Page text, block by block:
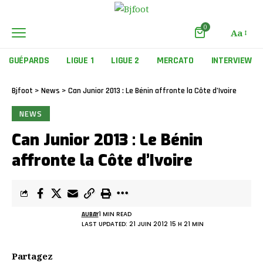
0 Aa
GUÉPARDS LIGUE 1 LIGUE 2 MERCATO INTERVIEW
Bjfoot > News > Can Junior 2013 : Le Bénin affronte la Côte d’Ivoire
NEWS
Can Junior 2013 : Le Bénin
affronte la Côte d’Ivoire
LAST UPDATED: 21 JUIN 2012 15 H 21 MIN
AUBAY1 MIN READ
Partagez